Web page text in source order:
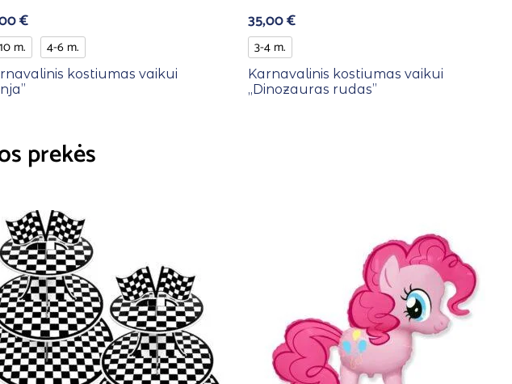
€
m. 4-6 m.
kostiumas vaikui
35,00€
3-4 m.
Karnavalinis kostiumas vaikui
,,Dinozauras rudas”
prekės